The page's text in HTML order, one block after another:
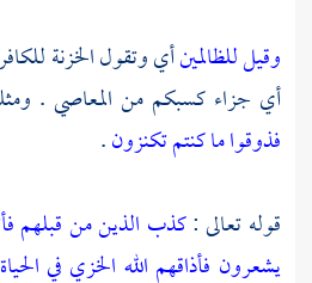
وقيل للظالمينأي وتقول الخزنة
أي جزاء كسبكم من المعاصي .
فذوقوا ما كنتم تكنزون.
قوله تعالى :كذب الذين من قبلهم
يشعرون فأذاقهم الله الخزي في